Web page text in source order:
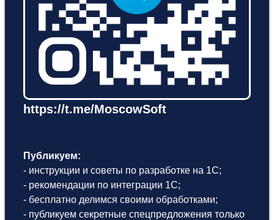
https://t.me/MoscowSoft
Публикуем:
- инструкции и советы по разработке на 1С;
- рекомендации по интеграции 1С;
- бесплатно делимся своими обработками;
- публикуем секретные спецпредложения только